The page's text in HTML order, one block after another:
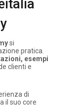
si
pratica.
esempi
clienti e
di
il suo core